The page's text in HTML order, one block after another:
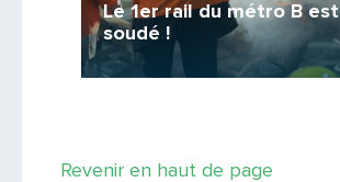
Le 1er rail du métro B est
soudé !
Revenir en haut de page